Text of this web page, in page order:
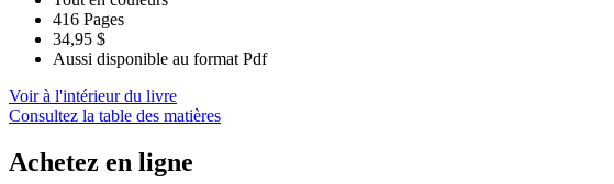
416 Pages
34,95 $
Aussi disponible au format Pdf
Voir à l'intérieur du livre
Consultez la table des matières
Achetez en ligne